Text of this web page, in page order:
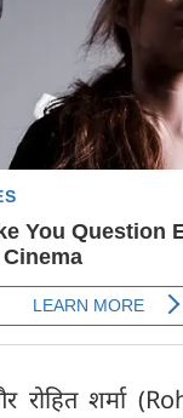
रोहित शर्मा